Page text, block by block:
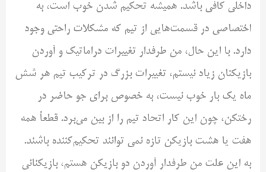
داخلی کافی باشد. همیشه تحکیم شدن خوب است، به
اختصاصی در قسمت‌هایی از تیم که مشکلات راحتی وجود
دارد. با این حال، من طرفدار تغییرات دراماتیک و آوردن
بازیکنان زیاد نیستم، تغییرات بزرگ در ترکیب تیم هر شش
ماه یک بار خوب نیست، به خصوص برای جو حاضر در
رختکن، چون این کار اتحاد تیم را از بین می‌برد. قطعاً همه
هفت یا هشت بازیکن تازه نمی توانند تحکیم‌کننده باشند.
به این علت من طرفدار آوردن دو بازیکن هستم، بازیکنانی